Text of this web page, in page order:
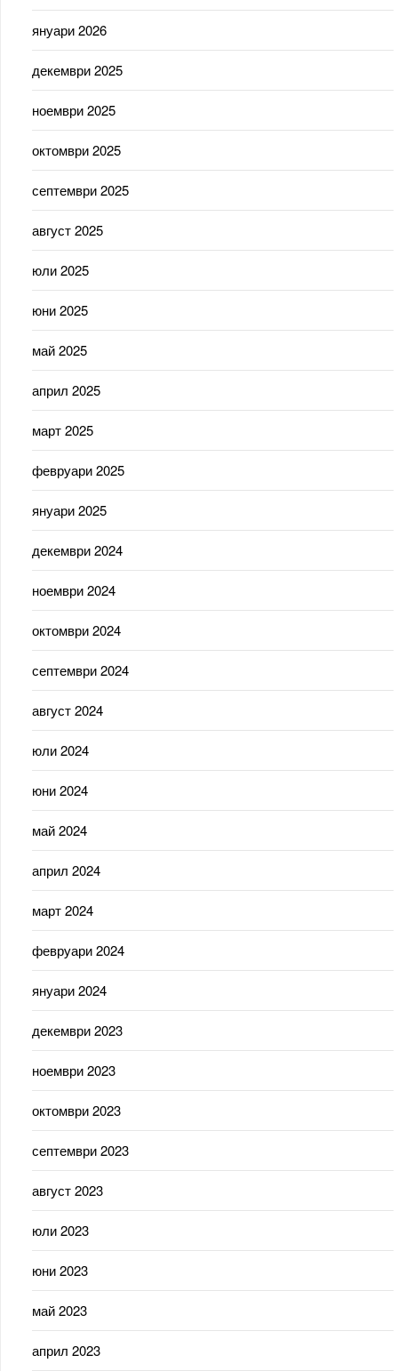
януари 2026
декември 2025
ноември 2025
октомври 2025
септември 2025
август 2025
юли 2025
юни 2025
май 2025
април 2025
март 2025
февруари 2025
януари 2025
декември 2024
ноември 2024
октомври 2024
септември 2024
август 2024
юли 2024
юни 2024
май 2024
април 2024
март 2024
февруари 2024
януари 2024
декември 2023
ноември 2023
октомври 2023
септември 2023
август 2023
юли 2023
юни 2023
май 2023
април 2023